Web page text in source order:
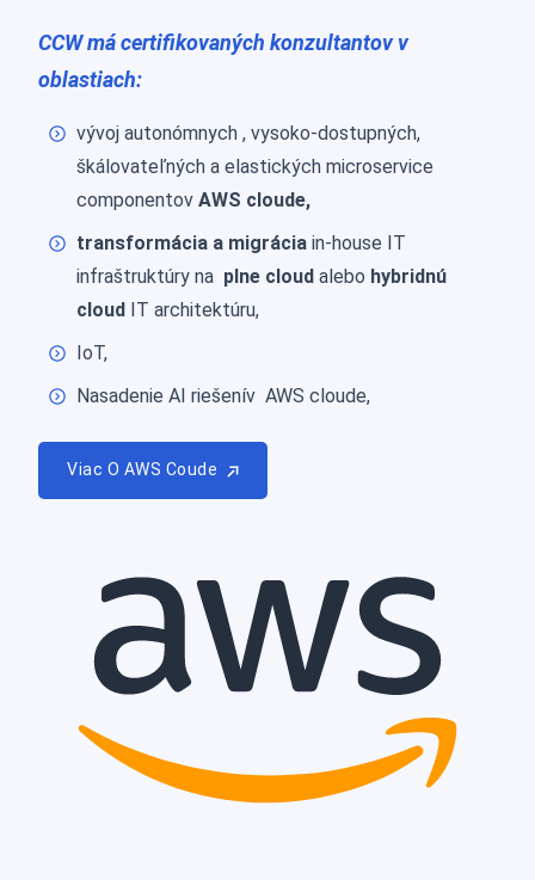
CCWmá certifikovaných konzultantov v
oblastiach:
vývoj autonómnych , vysoko-dostupných,
škálovateľných a elastických microservice
componentov AWS cloude,
transformácia a migrácia in-house IT
infraštruktúry na plne cloud alebo hybridnú
cloud IT architektúru,
IoT,
Nasadenie AI riešenív AWS cloude,
Viac O AWS Coude
Viac O AWS Coude